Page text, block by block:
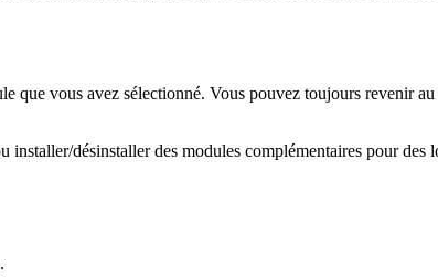
vous avez sélectionné. Vous pouvez toujours revenir
désinstaller des modules complémentaires pour des